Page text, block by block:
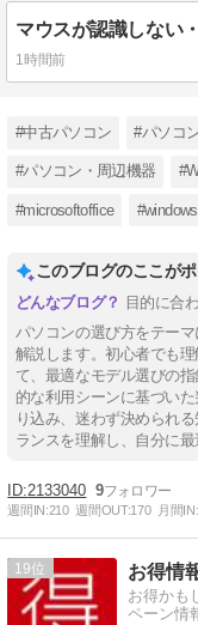
1時間前
#中古パソコン #パソコ
#パソコン・周辺機器
#microsoftoffice
このブログのここが
目的に合
パソコンの選び方をテー
解説します。初心者でも
て、最適なモデル選びの
的な利用シーンに基づい
り込み、迷わず決められ
ランスを理解し、自分に最
2133040 9
週間IN:210 週間OUT:170 月間IN:
19 お得情
お得かも
ペーン情